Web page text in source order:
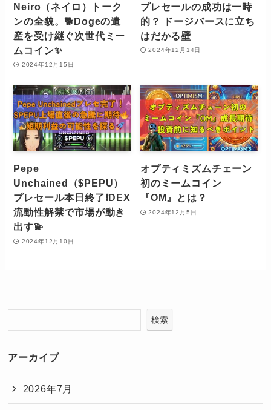
Neiro（ネイロ）トーク
ンの全貌。🐕Dogeの遺
産を受け継ぐ次世代ミー
ムコイン✨
2024年12月15日
プレセールの成功は一時
的？ ドージバースに立ち
はだかる壁
2024年12月14日
Pepe
Unchained（$PEPU）
プレセール本日終了❗️DEX
流動性解禁で市場が動き
出す💫
2024年12月10日
オプティミズムチェーン
初のミームコイン
『OM』とは？
2024年12月5日
検索
アーカイブ
2026年7月